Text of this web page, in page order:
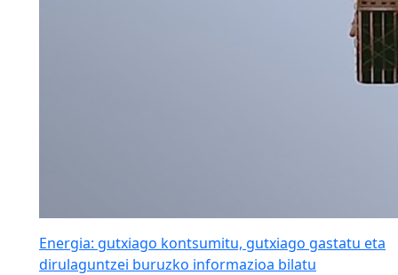
Energia: gutxiago kontsumitu, gutxiago gastatu eta
dirulaguntzei buruzko informazioa bilatu